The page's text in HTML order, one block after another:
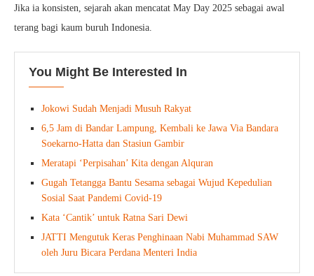
Jika ia konsisten, sejarah akan mencatat May Day 2025 sebagai awal
terang bagi kaum buruh Indonesia.
You Might Be Interested In
Jokowi Sudah Menjadi Musuh Rakyat
6,5 Jam di Bandar Lampung, Kembali ke Jawa Via Bandara
Soekarno-Hatta dan Stasiun Gambir
Meratapi ‘Perpisahan’ Kita dengan Alquran
Gugah Tetangga Bantu Sesama sebagai Wujud Kepedulian
Sosial Saat Pandemi Covid-19
Kata ‘Cantik’ untuk Ratna Sari Dewi
JATTI Mengutuk Keras Penghinaan Nabi Muhammad SAW
oleh Juru Bicara Perdana Menteri India